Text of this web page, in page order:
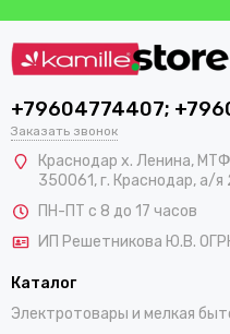
+79604774407;
Заказать звонок
Краснодар х. Ленина,
350061, г. Краснодар, а/я
ПН-ПТ с 8 до 17 часов
ИП Решетникова Ю.В.
Каталог
Электротовары и мелкая